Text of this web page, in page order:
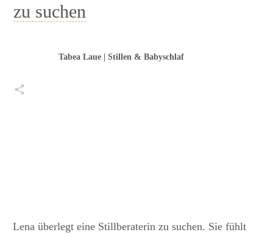
zu suchen
Tabea Laue | Stillen & Babyschlaf
Lena überlegt eine Stillberaterin zu suchen. Sie fühlt